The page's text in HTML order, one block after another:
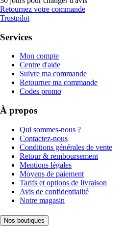
Retournez votre commande
Trustpilot
Services
Mon compte
Centre d'aide
Suivre ma commande
Retourner ma commande
Codes promo
À propos
Qui sommes-nous ?
Contactez-nous
Conditions générales de vente
Retour & remboursement
Mentions légales
Moyens de paiement
Tarifs et options de livraison
Avis de confidentialité
Notre magasin
Nos boutiques